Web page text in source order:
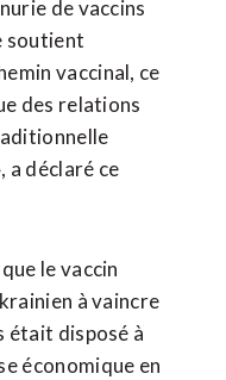
de vaccins
soutient
vaccinal, ce
des relations
a déclaré ce
le vaccin
à vaincre
était disposé à
économique en